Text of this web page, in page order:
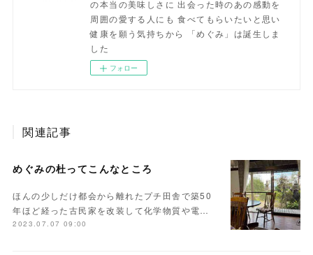
の本当の美味しさに 出会った時のあの感動を
周囲の愛する人にも 食べてもらいたいと思い
健康を願う気持ちから 「めぐみ」は誕生しま
した
フォロー
関連記事
めぐみの杜ってこんなところ
ほんの少しだけ都会から離れたプチ田舎で築50
年ほど経った古民家を改装して化学物質や電…
2023.07.07 09:00